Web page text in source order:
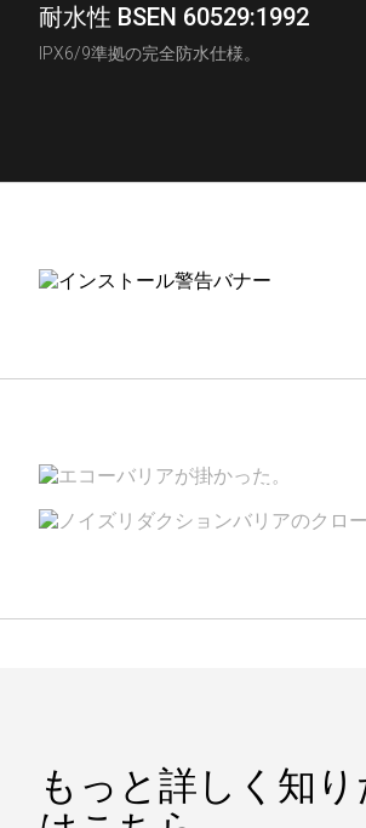
耐水性 BSEN 60529:1992
IPX6/9準拠の完全防水仕様。
インストールガイド
アクセサリー＆フィ
もっと詳しく知